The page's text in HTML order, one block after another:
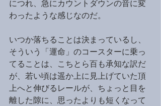
につれ、急にカウントダウンの音に変
わったような感じなのだ。
いつか落ちることは決まっているし、
そういう「運命」のコースターに乗っ
てることは、こちとら百も承知な訳だ
が、若い頃は遥か上に見上げていた頂
上へと伸びるレールが、ちょっと目を
離した隙に、思ったよりも短くなって